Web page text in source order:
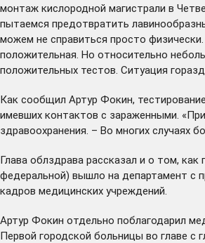
монтаж кислородной магистрали в
пытаемся предотвратить
можем не справиться просто
положительная. Но относительно
положительных тестов. Ситуация
Как сообщил Артур Фокин,
имевших контактов с зараженными.
здравоохранения. – Во многих случаях
Глава облздрава рассказал и о том,
федеральной) вышло на департамент с
кадров медицинских учреждений.
Артур Фокин отдельно поблагодарил
Первой городской больницы во главе с